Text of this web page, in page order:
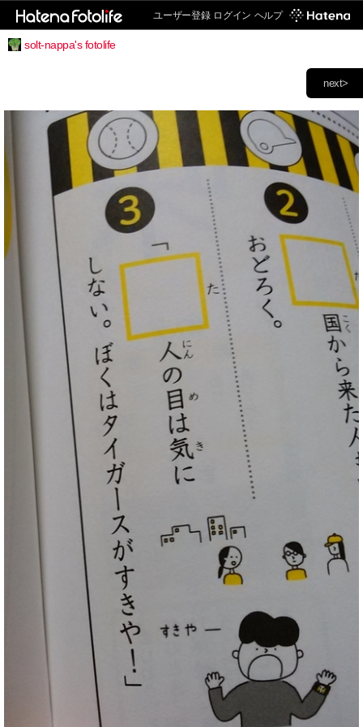
ユーザー登録 ログイン ヘルプ
solt-nappa's fotolife
next>